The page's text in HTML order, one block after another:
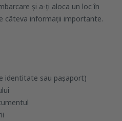
și a-ți aloca un loc în
câteva informații importante.
identitate sau pașaport)